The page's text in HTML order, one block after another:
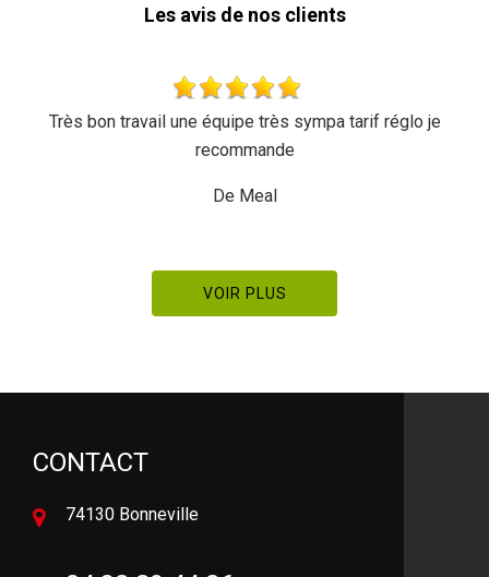
Les avis de nos clients
tarif réglo je Rapide et efficace, je
VOIR PLUS
CONTACT
74130 Bonneville